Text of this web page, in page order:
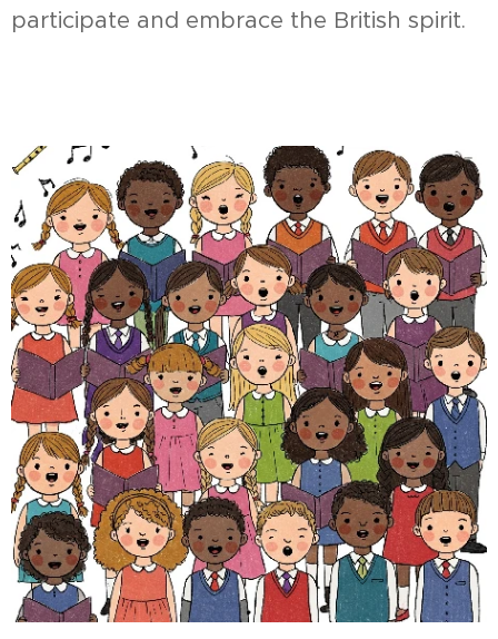
participate and embrace the British spirit.